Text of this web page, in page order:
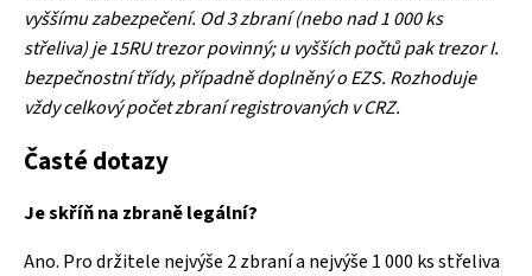
vyššímu zabezpečení. Od 3 zbraní (nebo nad 1 000 ks
střeliva) je 15RU trezor povinný; u vyšších počtů pak trezor I.
bezpečnostní třídy, případně doplněný o EZS. Rozhoduje
vždy celkový počet zbraní registrovaných v CRZ.
Časté dotazy
Je skříň na zbraně legální?
Ano. Pro držitele nejvýše 2 zbraní a nejvýše 1 000 ks střeliva